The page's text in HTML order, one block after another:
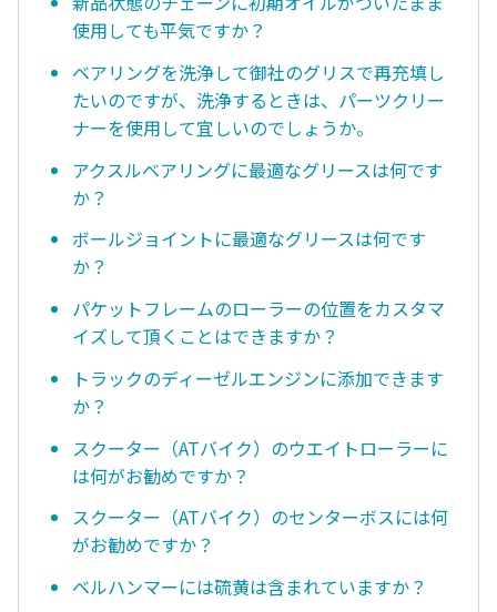
使用しても平気ですか？
ベアリングを洗浄して御社のグリスで再充填し
たいのですが、洗浄するときは、パーツクリー
ナーを使用して宜しいのでしょうか。
アクスルベアリングに最適なグリースは何です
か？
ボールジョイントに最適なグリースは何です
か？
パケットフレームのローラーの位置をカスタマ
イズして頂くことはできますか？
トラックのディーゼルエンジンに添加できます
か？
スクーター（ATバイク）のウエイトローラーに
は何がお勧めですか？
スクーター（ATバイク）のセンターボスには何
がお勧めですか？
ベルハンマーには硫黄は含まれていますか？